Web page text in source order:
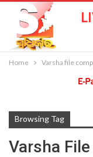
Home Varsha file
Browsing Tag
Varsha